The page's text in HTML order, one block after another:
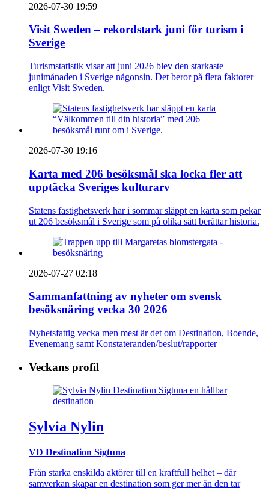
2026-07-30 19:59
Visit Sweden – rekordstark juni för turism i
Sverige
Turismstatistik visar att juni 2026 blev den starkaste
junimånaden i Sverige någonsin. Det beror på flera faktorer
enligt Visit Sweden.
2026-07-30 19:16
Karta med 206 besöksmål ska locka fler att
upptäcka Sveriges kulturarv
Statens fastighetsverk har i sommar släppt en karta som pekar
ut 206 besöksmål i Sverige som på olika sätt berättar historia.
2026-07-27 02:18
Sammanfattning av nyheter om svensk
besöksnäring vecka 30 2026
Nyhetsfattig vecka men mest är det om Destination, Boende,
Evenemang samt Konstateranden/beslut/rapporter
Veckans profil
Sylvia Nylin
VD Destination Sigtuna
Från starka enskilda aktörer till en kraftfull helhet – där
samverkan skapar en destination som ger mer än den tar